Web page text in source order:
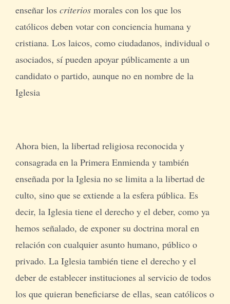
enseñar los criterios morales con los que los
católicos deben votar con conciencia humana y
cristiana. Los laicos, como ciudadanos, individual o
asociados, sí pueden apoyar públicamente a un
candidato o partido, aunque no en nombre de la
Iglesia
Ahora bien, la libertad religiosa reconocida y
consagrada en la Primera Enmienda y también
enseñada por la Iglesia no se limita a la libertad de
culto, sino que se extiende a la esfera pública. Es
decir, la Iglesia tiene el derecho y el deber, como ya
hemos señalado, de exponer su doctrina moral en
relación con cualquier asunto humano, público o
privado. La Iglesia también tiene el derecho y el
deber de establecer instituciones al servicio de todos
los que quieran beneficiarse de ellas, sean católicos o